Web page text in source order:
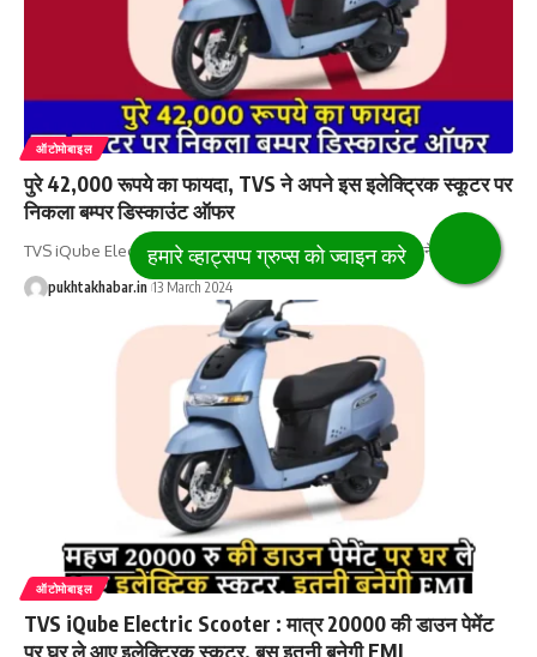
ऑटोमोबाइल
पुरे 42,000 रूपये का फायदा, TVS ने अपने इस इलेक्ट्रिक स्कूटर पर
निकला बम्पर डिस्काउंट ऑफर
TVS iQube Electric Scooter: अगर आप भी इलेक्ट्रिक स्कूटर खरीदने का सोच
pukhtakhabar.in 13 March 2024
ऑटोमोबाइल
TVS iQube Electric Scooter : मात्र 20000 की डाउन पेमेंट
पर घर ले आए इलेक्ट्रिक स्कूटर, बस इतनी बनेगी EMI